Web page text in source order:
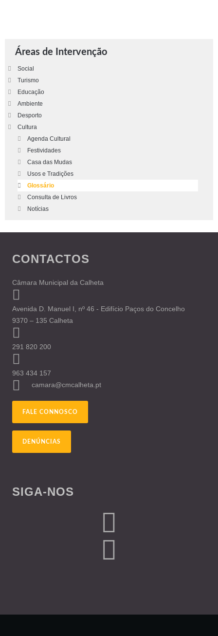
Áreas de Intervenção
Social
Turismo
Educação
Ambiente
Desporto
Cultura
Agenda Cultural
Festividades
Casa das Mudas
Usos e Tradições
Glossário
Consulta de Livros
Notícias
CONTACTOS
Câmara Municipal da Calheta
Avenida D. Manuel I, nº 46 - Edifício Paços do Concelho
9370 – 135 Calheta
291 820 200
963 434 157
camara@cmcalheta.pt
FALE CONNOSCO
DENÚNCIAS
SIGA-NOS